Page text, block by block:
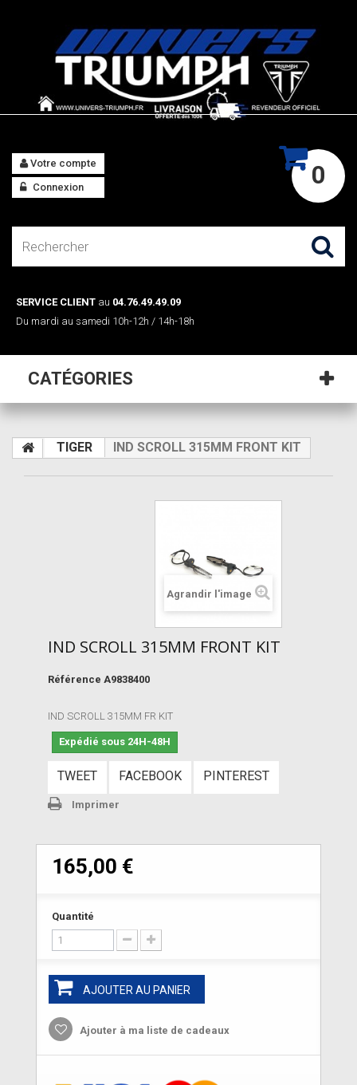
0
Votre compte
Connexion
SERVICE CLIENT au 04.76.49.49.09
Du mardi au samedi 10h-12h / 14h-18h
CATÉGORIES
TIGER IND SCROLL 315MM FRONT KIT
Agrandir l'image
IND SCROLL 315MM FRONT KIT
Référence A9838400
IND SCROLL 315MM FR KIT
Expédié sous 24H-48H
TWEET FACEBOOK PINTEREST
Imprimer
165,00 €
Quantité
AJOUTER AU PANIER
Ajouter à ma liste de cadeaux